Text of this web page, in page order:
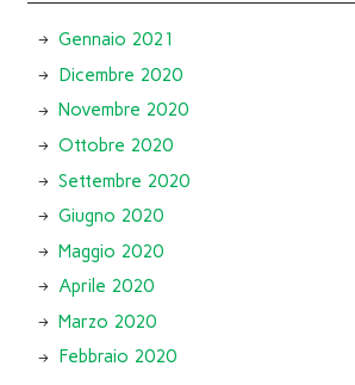
Gennaio 2021
Dicembre 2020
Novembre 2020
Ottobre 2020
Settembre 2020
Giugno 2020
Maggio 2020
Aprile 2020
Marzo 2020
Febbraio 2020